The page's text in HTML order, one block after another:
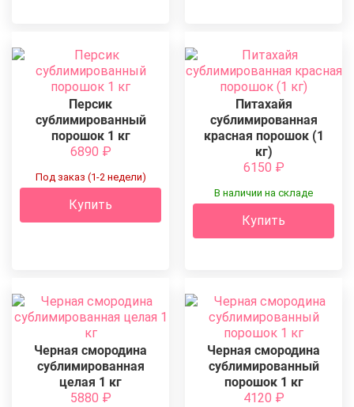
Персик
сублимированный
порошок 1 кг
6890 ₽
Под заказ (1-2 недели)
Купить
Питахайя
сублимированная
красная порошок (1
кг)
6150 ₽
В наличии на складе
Купить
Черная смородина
сублимированная
целая 1 кг
5880 ₽
Черная смородина
сублимированный
порошок 1 кг
4120 ₽